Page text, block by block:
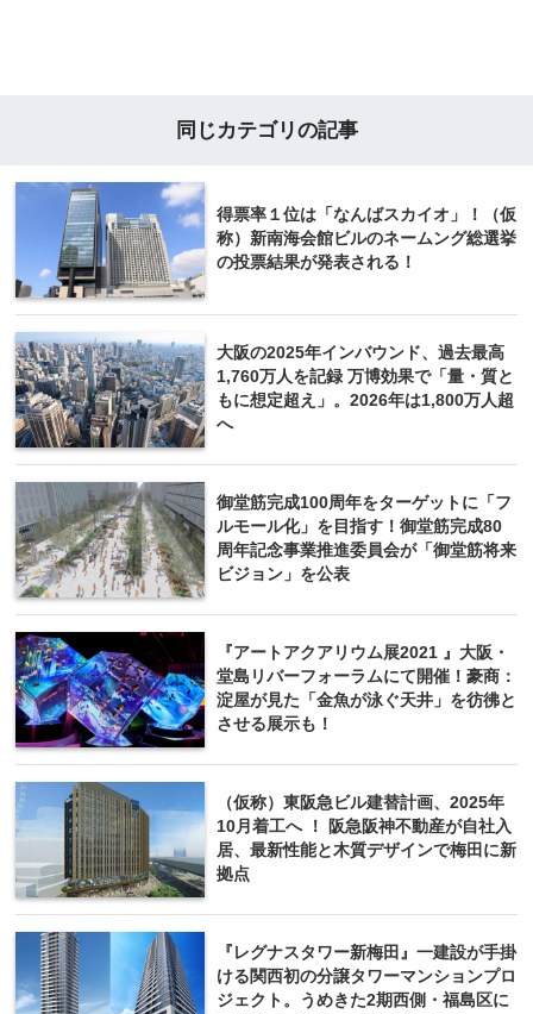
同じカテゴリの記事
得票率１位は「なんばスカイオ」！（仮
称）新南海会館ビルのネームング総選挙
の投票結果が発表される！
大阪の2025年インバウンド、過去最高
1,760万人を記録 万博効果で「量・質と
もに想定超え」。2026年は1,800万人超
へ
御堂筋完成100周年をターゲットに「フ
ルモール化」を目指す！御堂筋完成80
周年記念事業推進委員会が「御堂筋将来
ビジョン」を公表
『アートアクアリウム展2021 』大阪・
堂島リバーフォーラムにて開催！豪商：
淀屋が見た「金魚が泳ぐ天井」を彷彿と
させる展示も！
（仮称）東阪急ビル建替計画、2025年
10月着工へ ！ 阪急阪神不動産が自社入
居、最新性能と木質デザインで梅田に新
拠点
『レグナスタワー新梅田』一建設が手掛
ける関西初の分譲タワーマンションプロ
ジェクト。うめきた2期西側・福島区に